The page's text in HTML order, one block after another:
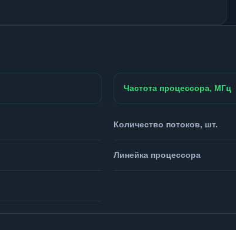
Частота процессора, МГц
Количество потоков, шт.
Линейка процессора